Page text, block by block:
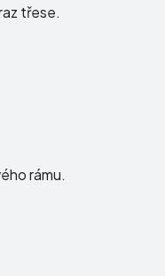
třese.
rámu.